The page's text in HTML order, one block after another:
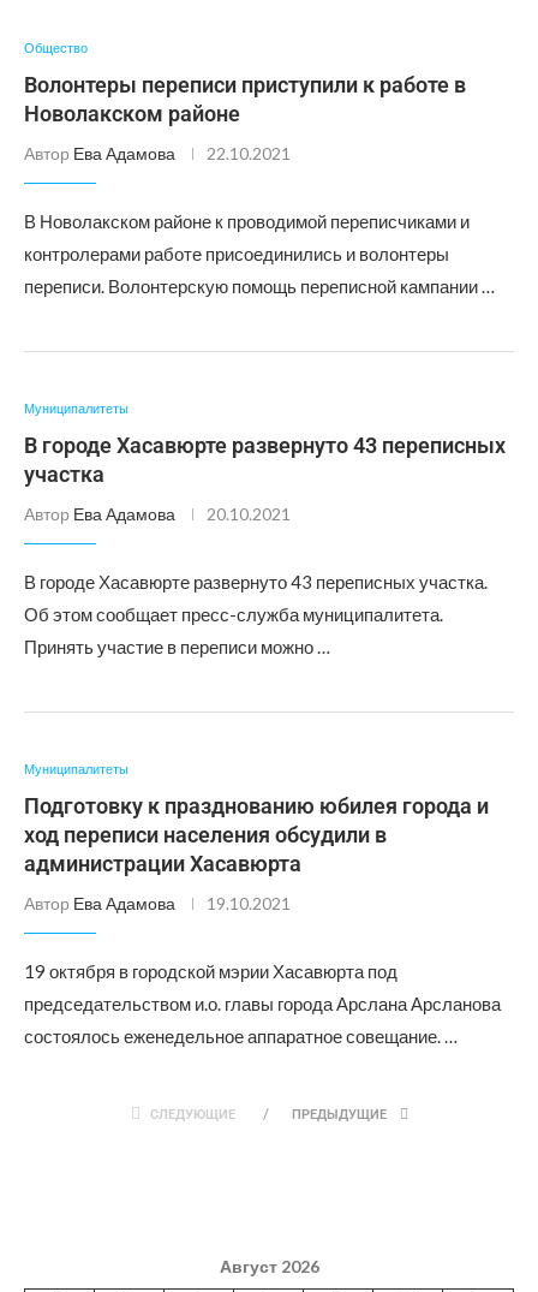
Общество
Волонтеры переписи приступили к работе в
Новолакском районе
Автор Ева Адамова 22.10.2021
В Новолакском районе к проводимой переписчиками и
контролерами работе присоединились и волонтеры
переписи. Волонтерскую помощь переписной кампании …
Муниципалитеты
В городе Хасавюрте развернуто 43 переписных
участка
Автор Ева Адамова 20.10.2021
В городе Хасавюрте развернуто 43 переписных участка.
Об этом сообщает пресс-служба муниципалитета.
Принять участие в переписи можно …
Муниципалитеты
Подготовку к празднованию юбилея города и
ход переписи населения обсудили в
администрации Хасавюрта
Автор Ева Адамова 19.10.2021
19 октября в городской мэрии Хасавюрта под
председательством и.о. главы города Арслана Арсланова
состоялось еженедельное аппаратное совещание. …
СЛЕДУЮЩИЕ ПРЕДЫДУЩИЕ
Август 2026